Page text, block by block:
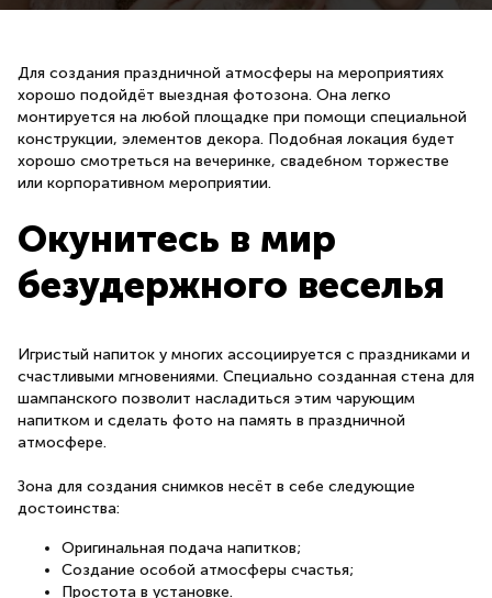
Для создания праздничной атмосферы на мероприятиях
хорошо подойдёт выездная фотозона. Она легко
монтируется на любой площадке при помощи специальной
конструкции, элементов декора. Подобная локация будет
хорошо смотреться на вечеринке, свадебном торжестве
или корпоративном мероприятии.
Окунитесь в мир
безудержного веселья
Игристый напиток у многих ассоциируется с праздниками и
счастливыми мгновениями. Специально созданная стена для
шампанского позволит насладиться этим чарующим
напитком и сделать фото на память в праздничной
атмосфере.
Зона для создания снимков несёт в себе следующие
достоинства:
Оригинальная подача напитков;
Создание особой атмосферы счастья;
Простота в установке.